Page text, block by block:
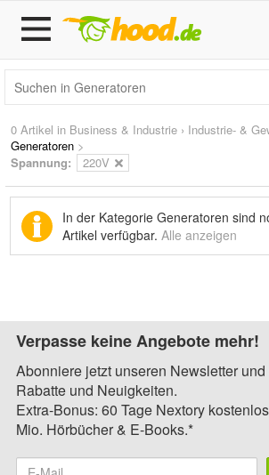
0 Artikel in Business & Industrie › Industrie- &
Generatoren >
Spannung:
220V
In der Kategorie Generatoren sind
Artikel verfügbar. Alle anzeigen
Verpasse keine Angebote mehr!
Abonniere jetzt unseren Newsletter
Rabatte und Neuigkeiten.
Extra-Bonus: 60 Tage Nextory
Mio. Hörbücher & E-Books.*